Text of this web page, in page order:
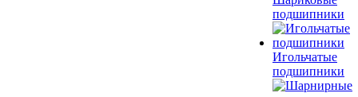
подшипники
Игольчатые
подшипники